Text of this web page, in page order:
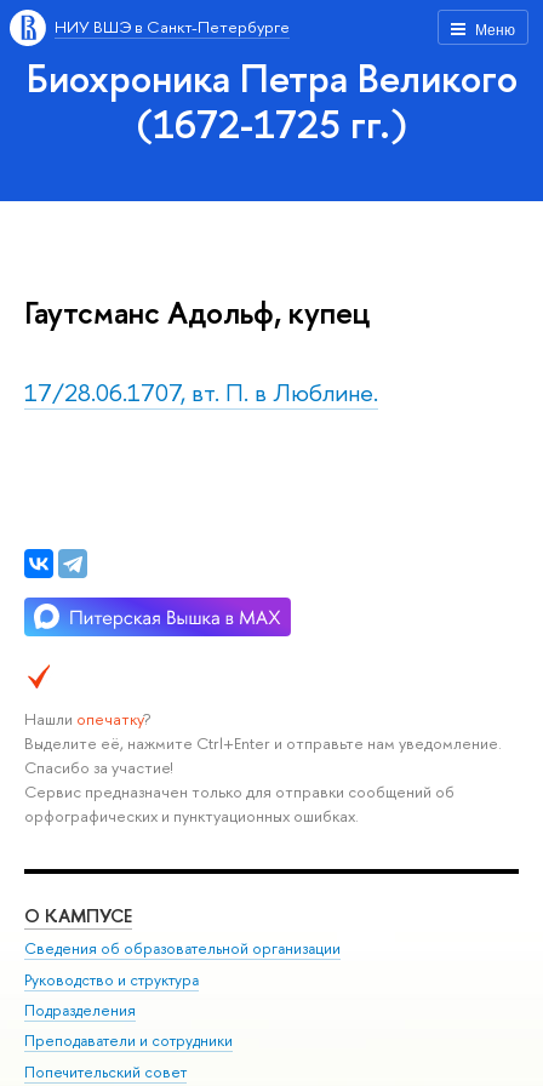
Меню
НИУ ВШЭ в Санкт-Петербурге
Биохроника Петра Великого
(1672-1725 гг.)
Гаутсманс Адольф, купец
17/28.06.1707, вт. П. в Люблине.
Нашли опечатку?
Выделите её, нажмите Ctrl+Enter и отправьте нам уведомление.
Спасибо за участие!
Сервис предназначен только для отправки сообщений об
орфографических и пунктуационных ошибках.
О КАМПУСЕ
Сведения об образовательной организации
Руководство и структура
Подразделения
Преподаватели и сотрудники
Попечительский совет